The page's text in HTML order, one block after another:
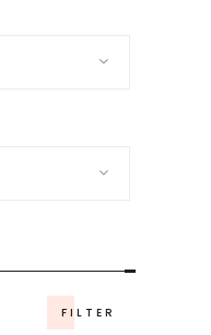
FILTER